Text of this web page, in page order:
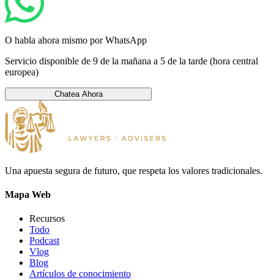
O habla ahora mismo por WhatsApp
Servicio disponible de 9 de la mañana a 5 de la tarde (hora central
europea)
Chatea Ahora
Una apuesta segura de futuro, que respeta los valores tradicionales.
Mapa Web
Recursos
Todo
Podcast
Vlog
Blog
Artículos de conocimiento